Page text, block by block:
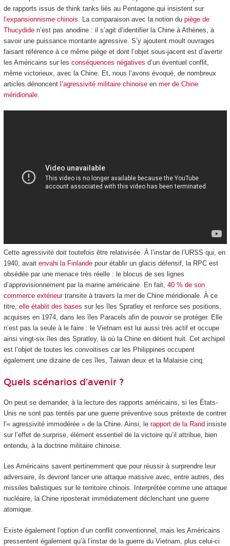
de rapports issus de think tanks liés au Pentagone qui insistent sur
l’expansionnisme chinois. La comparaison avec la notion du piège de
Thucydiden’est pas anodine : il s’agit d’identifier la Chine à Athènes, à
savoir une puissance montante agressive. S’y ajoutent moult ouvrages
faisant référence à ce même piège et dont l’objet sous-jacent est d’avertir
les Américains sur les conséquences négatives d’un éventuel conflit,
même victorieux, avec la Chine. Et, nous l’avons évoqué, de nombreux
articles dénoncent l’agressivité militaire chinoiseen mer de Chine
méridionale.
Cette agressivité doit toutefois être relativisée. À l’instar de l’URSS qui, en
1940, avait envahi la Finlandepour établir un glacis défensif, la RPC est
obsédée par une menace très réelle : le blocus de ses lignes
d’approvisionnement par la marine américaine. En fait, 40 % de son
commerce extérieurtransite à travers la mer de Chine méridionale. À ce
titre, elle établit des bases sur les îles Spratley et renforce ses positions,
acquises en 1974, dans les îles Paracels afin de pouvoir se protéger. Elle
n’est pas la seule à le faire : le Vietnam est lui aussi très actif et occupe
ainsi vingt-six îles des Spratley, là où la Chine en détient huit. Cet archipel
est l’objet de toutes les convoitises car les Philippines occupent
également une dizaine de ces îles, Taiwan deux et la Malaisie cinq.
Quels scénarios d’avenir ?
On peut se demander, à la lecture des rapports américains, si les États-
Unis ne sont pas tentés par une guerre préventive sous prétexte de contrer
l’« agressivité immodérée » de la Chine. Ainsi, le rapport de la Rand insiste
sur l’effet de surprise, élément essentiel de la victoire qu’il attribue, bien
entendu, à la doctrine militaire chinoise.
Les Américains savent pertinemment que pour réussir à surprendre leur
adversaire, ils devront lancer une attaque massive avec, entre autres, des
missiles balistiques sur le territoire chinois. Interprétée comme une attaque
nucléaire, la Chine riposterait immédiatement déclenchant une guerre
atomique.
Existe également l’option d’un conflit conventionnel, mais les Américains
pressentent également qu’à l’instar de la guerre du Vietnam, plus celui-ci